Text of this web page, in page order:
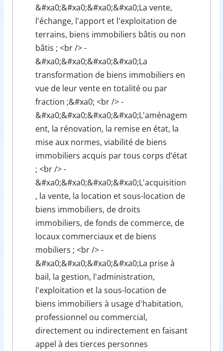
&#xa0;&#xa0;&#xa0;&#xa0;La vente,
l'échange, l'apport et l'exploitation de
terrains, biens immobiliers bâtis ou non
bâtis ; <br /> -
&#xa0;&#xa0;&#xa0;&#xa0;La
transformation de biens immobiliers en
vue de leur vente en totalité ou par
fraction ;&#xa0; <br /> -
&#xa0;&#xa0;&#xa0;&#xa0;L'aménagem
ent, la rénovation, la remise en état, la
mise aux normes, viabilité de biens
immobiliers acquis par tous corps d’état
; <br /> -
&#xa0;&#xa0;&#xa0;&#xa0;L'acquisition
, la vente, la location et sous-location de
biens immobiliers, de droits
immobiliers, de fonds de commerce, de
locaux commerciaux et de biens
mobiliers ; <br /> -
&#xa0;&#xa0;&#xa0;&#xa0;La prise à
bail, la gestion, l'administration,
l'exploitation et la sous-location de
biens immobiliers à usage d'habitation,
professionnel ou commercial,
directement ou indirectement en faisant
appel à des tierces personnes